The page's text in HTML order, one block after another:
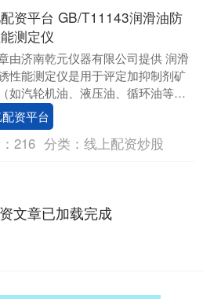
资平台 GB/T11143润滑油防
测定仪
由济南乾元仪器有限公司提供 润滑
性能测定仪是用于评定加抑制剂矿
如汽轮机油、液压油、循环油等）
混合时对铁部件防锈能力的专用仪
设计制造....
资平台
216 分类： 线上配资炒股
文章已加载完成